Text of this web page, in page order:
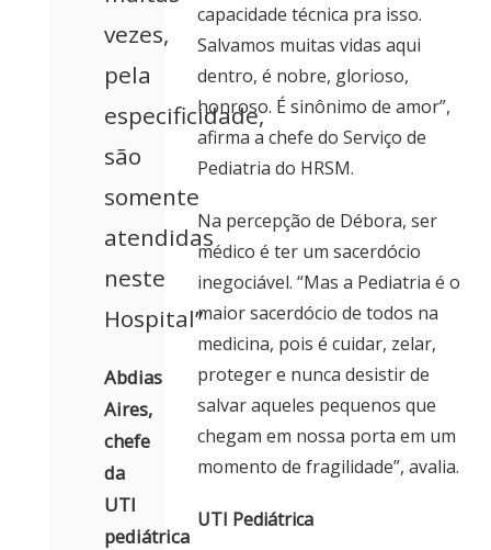
vezes,
pela
especificidade,
são
somente
atendidas
neste
Hospital”
Abdias
Aires,
chefe
da
UTI
pediátrica
capacidade técnica pra isso.
Salvamos muitas vidas aqui
dentro, é nobre, glorioso,
honroso. É sinônimo de amor”,
afirma a chefe do Serviço de
Pediatria do HRSM.
Na percepção de Débora, ser
médico é ter um sacerdócio
inegociável. “Mas a Pediatria é o
maior sacerdócio de todos na
medicina, pois é cuidar, zelar,
proteger e nunca desistir de
salvar aqueles pequenos que
chegam em nossa porta em um
momento de fragilidade”, avalia.
UTI Pediátrica